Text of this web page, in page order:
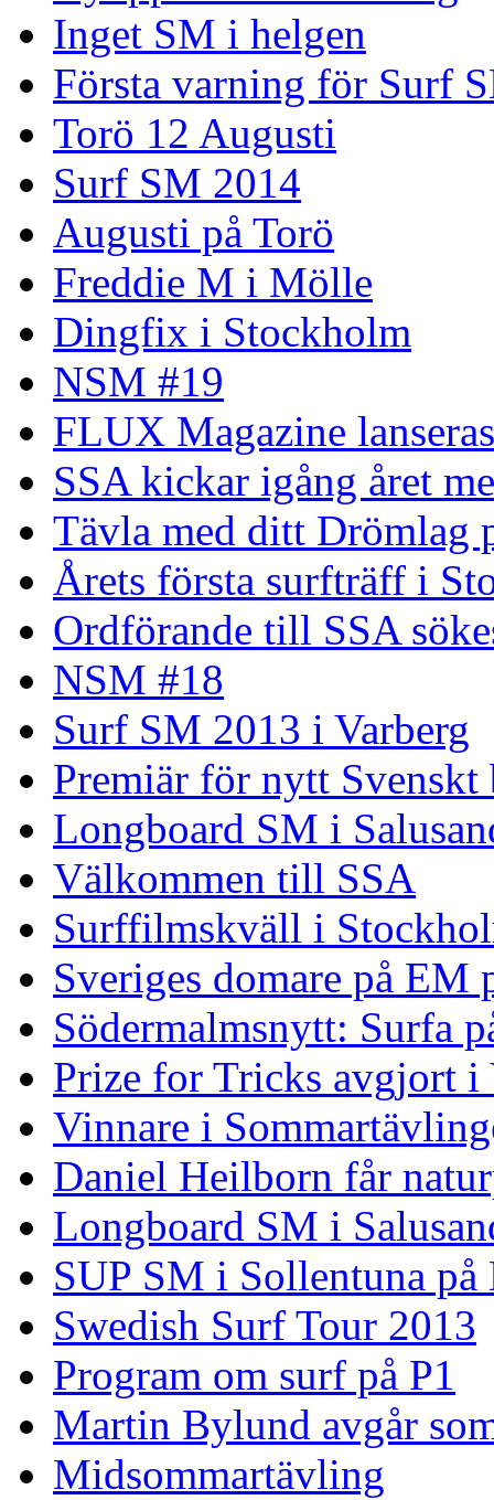
Inget SM i helgen
Första varning för Surf
Torö 12 Augusti
Surf SM 2014
Augusti på Torö
Freddie M i Mölle
Dingfix i Stockholm
NSM #19
FLUX Magazine lanseras
SSA kickar igång året
Tävla med ditt Drömlag
Årets första surfträff i
Ordförande till SSA
NSM #18
Surf SM 2013 i Varberg
Premiär för nytt Svenskt
Longboard SM i
Välkommen till SSA
Surffilmskväll i
Sveriges domare på EM
Södermalmsnytt: Surfa
Prize for Tricks avgjort i
Vinnare i
Daniel Heilborn får
Longboard SM i
SUP SM i Sollentuna på
Swedish Surf Tour 2013
Program om surf på P1
Martin Bylund avgår
Midsommartävling